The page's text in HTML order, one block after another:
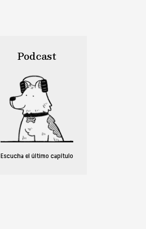
Podcast
Escucha el último capítulo